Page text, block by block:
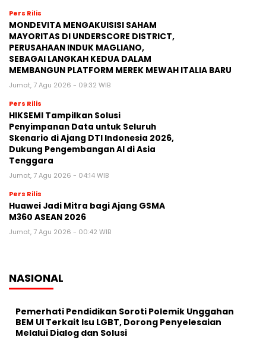
Pers Rilis
MONDEVITA MENGAKUISISI SAHAM
MAYORITAS DI UNDERSCORE DISTRICT,
PERUSAHAAN INDUK MAGLIANO,
SEBAGAI LANGKAH KEDUA DALAM
MEMBANGUN PLATFORM MEREK MEWAH ITALIA BARU
Jumat, 7 Agu 2026 - 09:32 WIB
Pers Rilis
HIKSEMI Tampilkan Solusi
Penyimpanan Data untuk Seluruh
Skenario di Ajang DTI Indonesia 2026,
Dukung Pengembangan AI di Asia
Tenggara
Jumat, 7 Agu 2026 - 04:14 WIB
Pers Rilis
Huawei Jadi Mitra bagi Ajang GSMA
M360 ASEAN 2026
Jumat, 7 Agu 2026 - 00:42 WIB
NASIONAL
Pemerhati Pendidikan Soroti Polemik Unggahan
BEM UI Terkait Isu LGBT, Dorong Penyelesaian
Melalui Dialog dan Solusi